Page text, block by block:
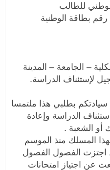
للطالب
بطاقة الوطنية
– الجامعة – المدينة
لإستئناف الدراسة.
بطلبي هذا ملتمسا
الدراسة وإعادة
الشعبة .
المسلك منذ الموسم
اجتزت الفصول الفصول
عن اجتياز امتحانات